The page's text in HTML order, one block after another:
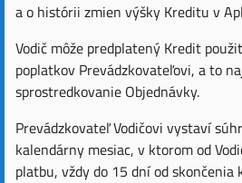
a o histórii zmien výšky Kreditu v
Vodič môže predplatený Kredit
poplatkov Prevádzkovateľovi, a to
sprostredkovanie Objednávky.
Prevádzkovateľ Vodičovi vystaví
kalendárny mesiac, v ktorom od
platbu, vždy do 15 dní od skončenia